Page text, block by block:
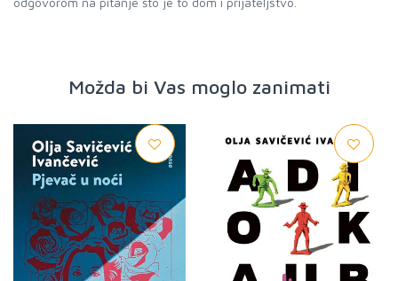
Možda bi Vas moglo zanimati